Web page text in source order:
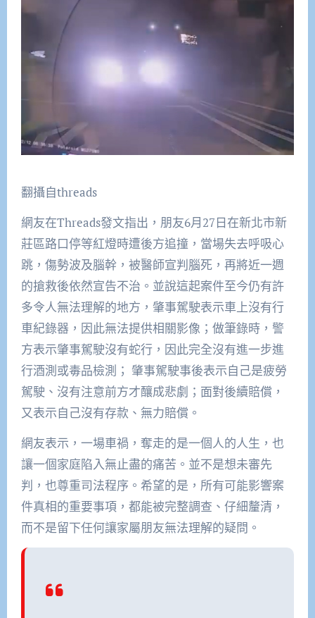
翻攝自threads
網友在Threads發文指出，朋友6月27日在新北市新
莊區路口停等紅燈時遭後方追撞，當場失去呼吸心
跳，傷勢波及腦幹，被醫師宣判腦死，再將近一週
的搶救後依然宣告不治。並說這起案件至今仍有許
多令人無法理解的地方，肇事駕駛表示車上沒有行
車紀錄器，因此無法提供相關影像；做筆錄時，警
方表示肇事駕駛沒有蛇行，因此完全沒有進一步進
行酒測或毒品檢測； 肇事駕駛事後表示自己是疲勞
駕駛、沒有注意前方才釀成悲劇；面對後續賠償，
又表示自己沒有存款、無力賠償。
網友表示，一場車禍，奪走的是一個人的人生，也
讓一個家庭陷入無止盡的痛苦。並不是想未審先
判，也尊重司法程序。希望的是，所有可能影響案
件真相的重要事項，都能被完整調查、仔細釐清，
而不是留下任何讓家屬朋友無法理解的疑問。